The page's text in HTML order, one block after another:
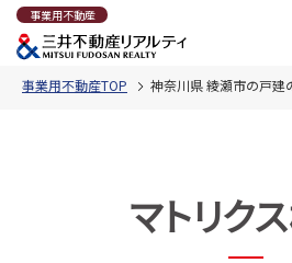
事業用不動産
事業用不動産TOP 神奈川県 綾瀬市の戸建
マトリク